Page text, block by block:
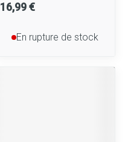
16,99 €
En rupture de stock